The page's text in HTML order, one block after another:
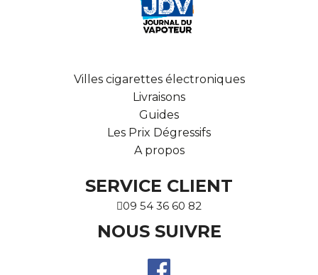
Villes cigarettes électroniques
Livraisons
Guides
Les Prix Dégressifs
A propos
SERVICE CLIENT
09 54 36 60 82
NOUS SUIVRE